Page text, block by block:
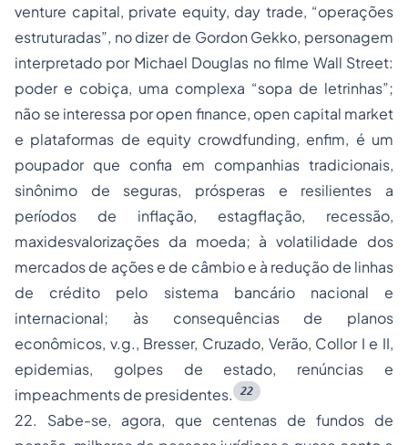
venture capital, private equity, day trade, “operações
estruturadas”, no dizer de Gordon Gekko, personagem
interpretado por Michael Douglas no filme Wall Street:
poder e cobiça, uma complexa “sopa de letrinhas”;
não se interessa poropen finance, open capital market
e plataformas de equity crowdfunding, enfim, é um
poupador que confia em companhias tradicionais,
sinônimo de seguras, prósperas e resilientes a
períodos de inflação, estagflação, recessão,
maxidesvalorizações da moeda; à volatilidade dos
mercados de ações e de câmbio e à redução de linhas
de crédito pelo sistema bancário nacional e
internacional; às consequências de planos
econômicos, v.g., Bresser, Cruzado, Verão, Collor I e II,
epidemias, golpes de estado, renúncias e
impeachmentsde presidentes. 22
22. Sabe-se, agora, que centenas de fundos de